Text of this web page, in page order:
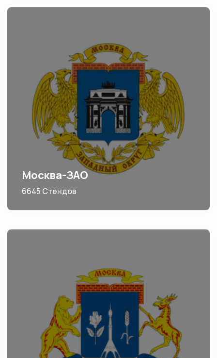
Москва-ЗАО
6645 Стендов